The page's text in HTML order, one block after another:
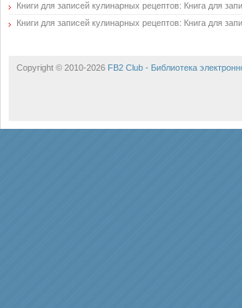
Книги для записей кулинарных рецептов: Книга для
Книги для записей кулинарных рецептов: Книга для
Copyright © 2010-2026 FB2 Club - Библиотека